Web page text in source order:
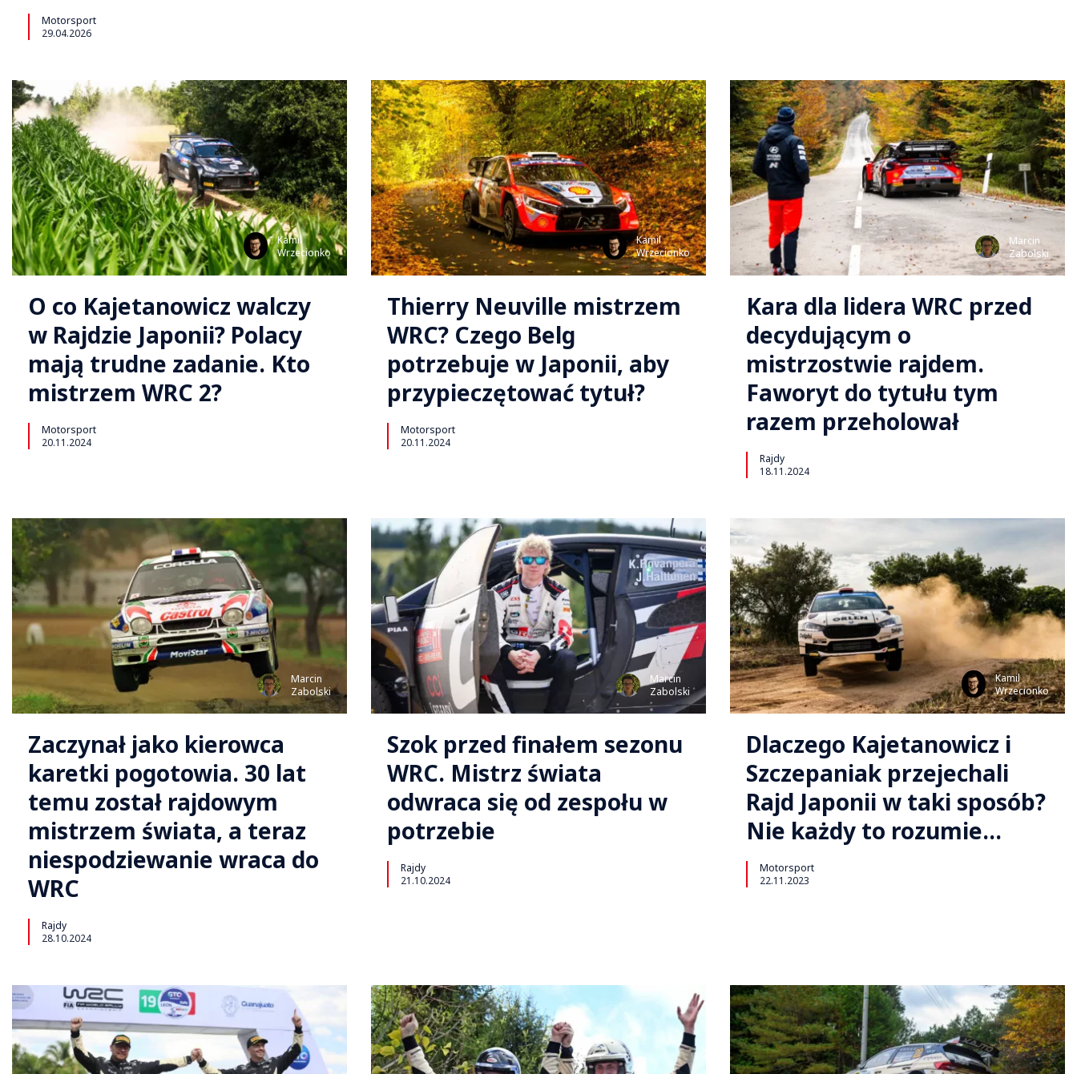
Motorsport
29.04.2026
Kamil
Wrzecionko
O co Kajetanowicz walczy
w Rajdzie Japonii? Polacy
mają trudne zadanie. Kto
mistrzem WRC 2?
Motorsport
20.11.2024
Kamil
Wrzecionko
Thierry Neuville mistrzem
WRC? Czego Belg
potrzebuje w Japonii, aby
przypieczętować tytuł?
Motorsport
20.11.2024
Marcin
Zabolski
Kara dla lidera WRC przed
decydującym o
mistrzostwie rajdem.
Faworyt do tytułu tym
razem przeholował
Rajdy
18.11.2024
Marcin
Zabolski
Zaczynał jako kierowca
karetki pogotowia. 30 lat
temu został rajdowym
mistrzem świata, a teraz
niespodziewanie wraca do
WRC
Rajdy
28.10.2024
Marcin
Zabolski
Szok przed finałem sezonu
WRC. Mistrz świata
odwraca się od zespołu w
potrzebie
Rajdy
21.10.2024
Kamil
Wrzecionko
Dlaczego Kajetanowicz i
Szczepaniak przejechali
Rajd Japonii w taki sposób?
Nie każdy to rozumie…
Motorsport
22.11.2023